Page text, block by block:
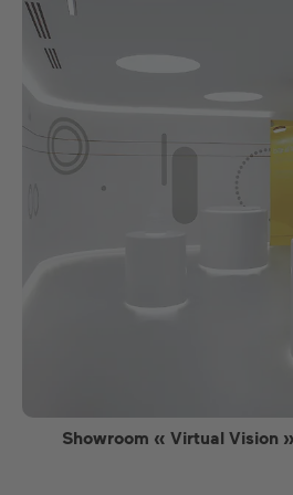
Showroom « Virtual Vision